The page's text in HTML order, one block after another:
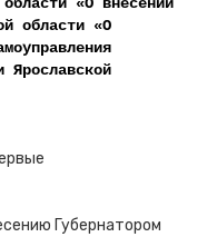
области «О
Ярославской
Губернатором